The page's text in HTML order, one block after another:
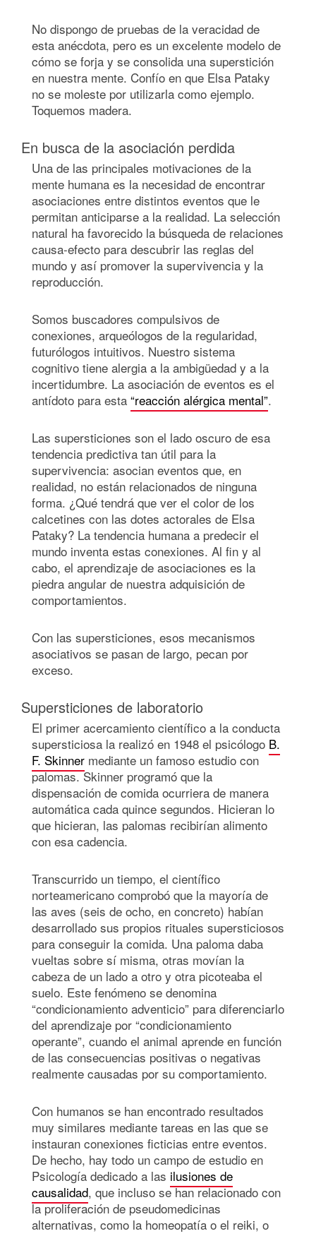
No dispongo de pruebas de la veracidad de
esta anécdota, pero es un excelente modelo de
cómo se forja y se consolida una superstición
en nuestra mente. Confío en que Elsa Pataky
no se moleste por utilizarla como ejemplo.
Toquemos madera.
En busca de la asociación perdida
Una de las principales motivaciones de la
mente humana es la necesidad de encontrar
asociaciones entre distintos eventos que le
permitan anticiparse a la realidad. La selección
natural ha favorecido la búsqueda de relaciones
causa-efecto para descubrir las reglas del
mundo y así promover la supervivencia y la
reproducción.
Somos buscadores compulsivos de
conexiones, arqueólogos de la regularidad,
futurólogos intuitivos. Nuestro sistema
cognitivo tiene alergia a la ambigüedad y a la
incertidumbre. La asociación de eventos es el
antídoto para esta “reacción alérgica mental”.
Las supersticiones son el lado oscuro de esa
tendencia predictiva tan útil para la
supervivencia: asocian eventos que, en
realidad, no están relacionados de ninguna
forma. ¿Qué tendrá que ver el color de los
calcetines con las dotes actorales de Elsa
Pataky? La tendencia humana a predecir el
mundo inventa estas conexiones. Al fin y al
cabo, el aprendizaje de asociaciones es la
piedra angular de nuestra adquisición de
comportamientos.
Con las supersticiones, esos mecanismos
asociativos se pasan de largo, pecan por
exceso.
Supersticiones de laboratorio
El primer acercamiento científico a la conducta
supersticiosa la realizó en 1948 el psicólogo B.
F. Skinner mediante un famoso estudio con
palomas. Skinner programó que la
dispensación de comida ocurriera de manera
automática cada quince segundos. Hicieran lo
que hicieran, las palomas recibirían alimento
con esa cadencia.
Transcurrido un tiempo, el científico
norteamericano comprobó que la mayoría de
las aves (seis de ocho, en concreto) habían
desarrollado sus propios rituales supersticiosos
para conseguir la comida. Una paloma daba
vueltas sobre sí misma, otras movían la
cabeza de un lado a otro y otra picoteaba el
suelo. Este fenómeno se denomina
“condicionamiento adventicio” para diferenciarlo
del aprendizaje por “condicionamiento
operante”, cuando el animal aprende en función
de las consecuencias positivas o negativas
realmente causadas por su comportamiento.
Con humanos se han encontrado resultados
muy similares mediante tareas en las que se
instauran conexiones ficticias entre eventos.
De hecho, hay todo un campo de estudio en
Psicología dedicado a las ilusiones de
causalidad, que incluso se han relacionado con
la proliferación de pseudomedicinas
alternativas, como la homeopatía o el reiki, o